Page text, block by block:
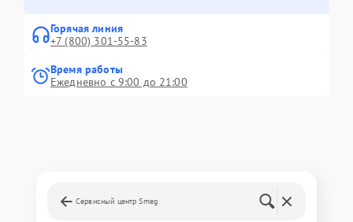
Горячая линия
+7 (800) 301-55-83
Время работы
Ежедневно с 9:00 до 21:00
Сервисный центр Smeg